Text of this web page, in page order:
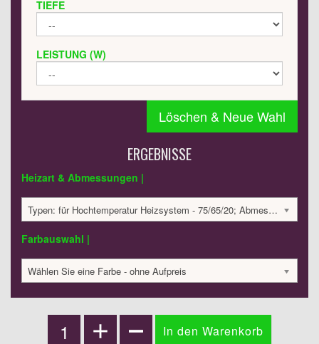
TIEFE
LEISTUNG (W)
Löschen & Neue Wahl
ERGEBNISSE
Heizart & Abmessungen |
Typen: für Hochtemperatur Heizsystem - 75/65/20; Abmessungen: 1802x391x65; 994 Watt:; 1727.48 €
Farbauswahl |
Wählen Sie eine Farbe - ohne Aufpreis